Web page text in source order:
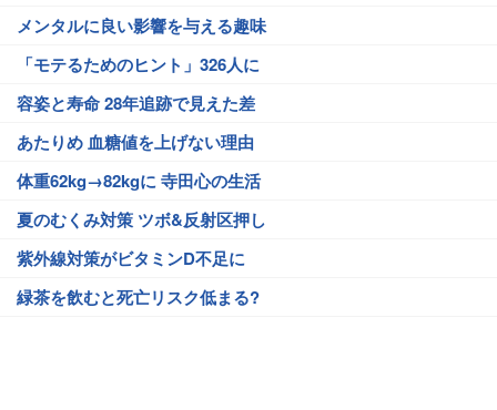
メンタルに良い影響を与える趣味
「モテるためのヒント」326人に
容姿と寿命 28年追跡で見えた差
あたりめ 血糖値を上げない理由
体重62kg→82kgに 寺田心の生活
夏のむくみ対策 ツボ&反射区押し
紫外線対策がビタミンD不足に
緑茶を飲むと死亡リスク低まる?